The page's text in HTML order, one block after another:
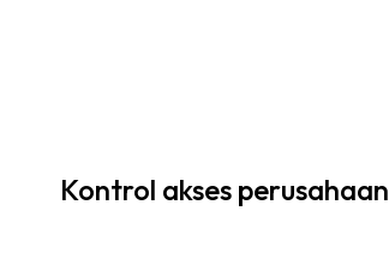
Kontrol akses perusahaan